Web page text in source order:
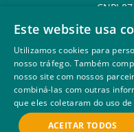
CNPJ
Av. Paulista, 1.636 Conj.
© PetCerto -
Este website usa
Utilizamos cookies para
nosso tráfego. Também
nosso site com nossos
combiná-las com outras
que eles coletaram do uso
ACEITAR TODOS